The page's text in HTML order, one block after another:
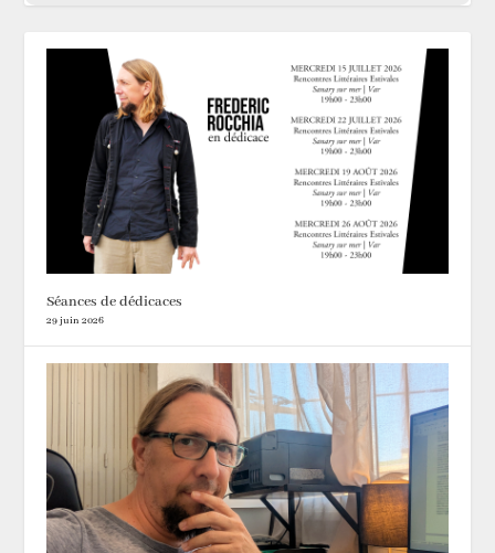
Séances de dédicaces
29 juin 2026